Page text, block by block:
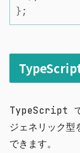
};
TypeScript
ジェネリック型
できます。